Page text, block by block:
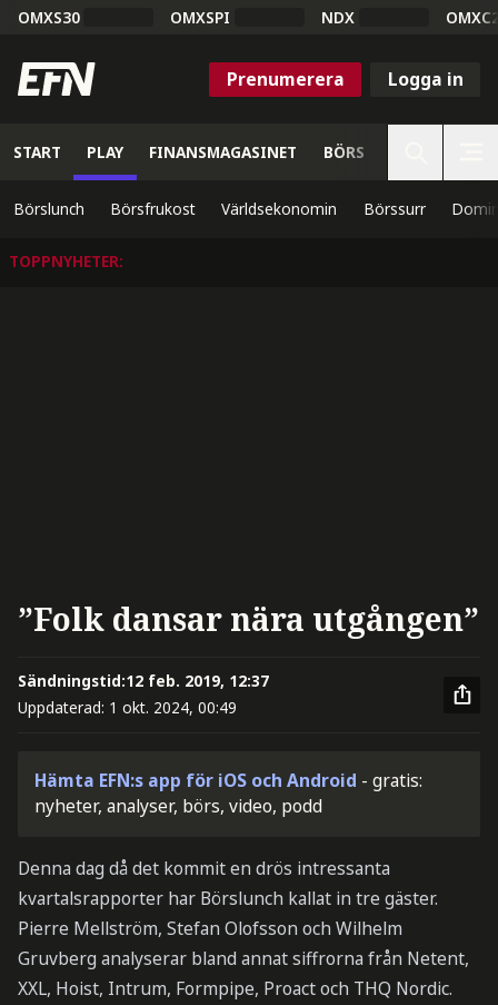
OMXS30 OMXSPI NDX
Prenumerera Logga in
START PLAY FINANSMAGASINET BÖRS
Börslunch Börsfrukost Världsekonomin Börssurr
TOPPNYHETER:
”Folk dansar nära utgången”
Sändningstid:12 feb. 2019, 12:37
Uppdaterad: 1 okt. 2024, 00:49
Hämta EFN:s app för iOS och Android - gratis:
nyheter, analyser, börs, video, podd
Denna dag då det kommit en drös intressanta
kvartalsrapporter har Börslunch kallat in tre gäster.
Pierre Mellström, Stefan Olofsson och Wilhelm
Gruvberg analyserar bland annat siffrorna från Netent,
XXL, Hoist, Intrum, Formpipe, Proact och THQ Nordic.